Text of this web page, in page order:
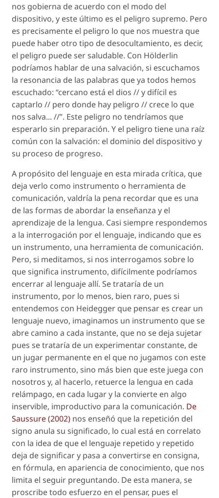
nos gobierna de acuerdo con el modo del
dispositivo, y este último es el peligro supremo. Pero
es precisamente el peligro lo que nos muestra que
puede haber otro tipo de desocultamiento, es decir,
el peligro puede ser saludable. Con Hölderlin
podríamos hablar de una salvación, si escuchamos
la resonancia de las palabras que ya todos hemos
escuchado: “cercano está el dios // y difícil es
captarlo // pero donde hay peligro // crece lo que
nos salva... //”. Este peligro no tendríamos que
esperarlo sin preparación. Y el peligro tiene una raíz
común con la salvación: el dominio del dispositivo y
su proceso de progreso.
A propósito del lenguaje en esta mirada crítica, que
deja verlo como instrumento o herramienta de
comunicación, valdría la pena recordar que es una
de las formas de abordar la enseñanza y el
aprendizaje de la lengua. Casi siempre respondemos
a la interrogación por el lenguaje, indicando que es
un instrumento, una herramienta de comunicación.
Pero, si meditamos, si nos interrogamos sobre lo
que significa instrumento, difícilmente podríamos
encerrar al lenguaje allí. Se trataría de un
instrumento, por lo menos, bien raro, pues si
entendemos con Heidegger que pensar es crear un
lenguaje nuevo, imaginamos un instrumento que se
abre camino a cada instante, que no se deja sujetar
pues se trataría de un experimentar constante, de
un jugar permanente en el que no jugamos con este
raro instrumento, sino más bien que este juega con
nosotros y, al hacerlo, retuerce la lengua en cada
relámpago, en cada lugar y la convierte en algo
inservible, improductivo para la comunicación. De
Saussure (2002) nos enseñó que la repetición del
signo anula su significado, lo cual está en correlato
con la idea de que el lenguaje repetido y repetido
deja de significar y pasa a convertirse en consigna,
en fórmula, en apariencia de conocimiento, que nos
limita el seguir preguntando. De esta manera, se
proscribe todo esfuerzo en el pensar, pues el